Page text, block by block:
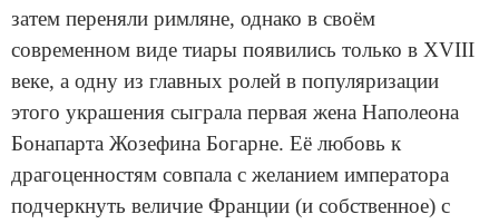
затем переняли римляне, однако в своём
современном виде тиары появились только в XVIII
веке, а одну из главных ролей в популяризации
этого украшения сыграла первая жена Наполеона
Бонапарта Жозефина Богарне. Её любовь к
драгоценностям совпала с желанием императора
подчеркнуть величие Франции (и собственное) с